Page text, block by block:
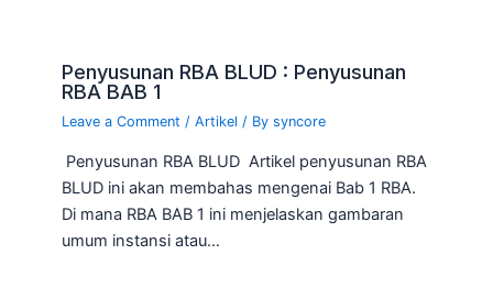
Penyusunan RBA BLUD : Penyusunan
RBA BAB 1
Leave a Comment /Artikel / Bysyncore
Penyusunan RBA BLUD Artikel penyusunan RBA
BLUD ini akan membahas mengenai Bab 1 RBA.
Di mana RBA BAB 1 ini menjelaskan gambaran
umum instansi atau…